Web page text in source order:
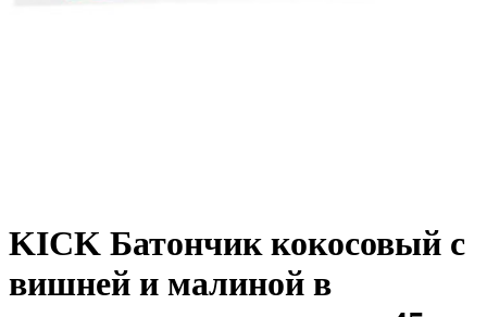
KICK Батончик кокосовый с
вишней и малиной в